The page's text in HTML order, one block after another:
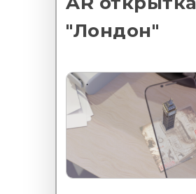
"Лондон"